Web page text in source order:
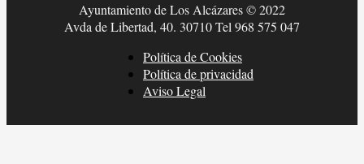
Ayuntamiento de Los Alcázares © 2022
Avda de Libertad, 40. 30710 Tel 968 575 047
Política de Cookies
Política de privacidad
Aviso Legal